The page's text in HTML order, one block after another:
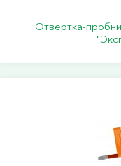
Отвертка-